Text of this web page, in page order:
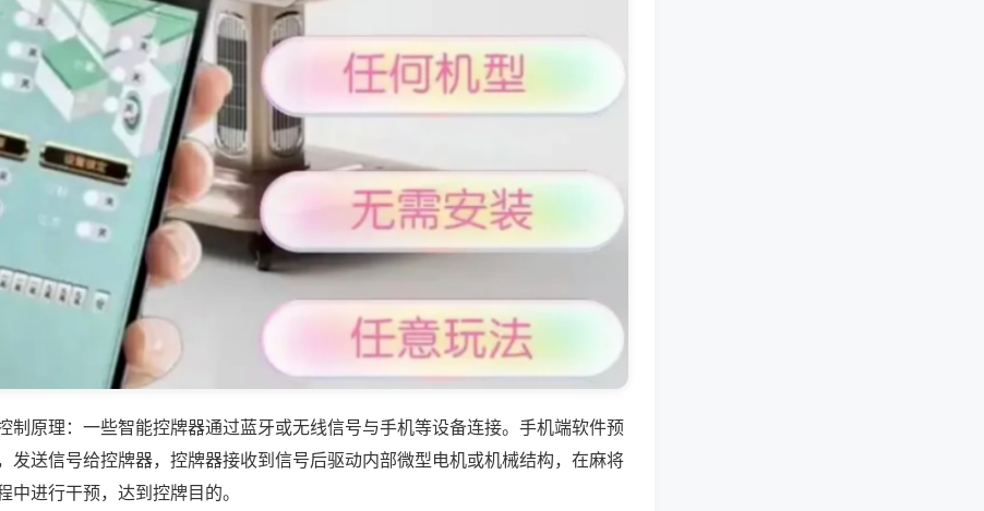
制原理：一些智能控牌器通过蓝牙或无线信号与手机等设备连接。手机端软件预
发送信号给控牌器，控牌器接收到信号后驱动内部微型电机或机械结构，在麻将
中进行干预，达到控牌目的。